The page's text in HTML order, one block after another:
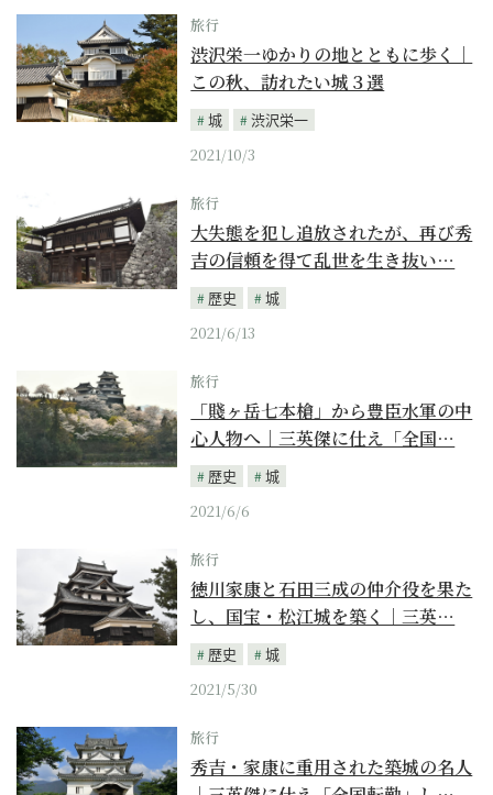
旅行
渋沢栄一ゆかりの地とともに歩く｜
この秋、訪れたい城３選
城
渋沢栄一
2021/10/3
旅行
大失態を犯し追放されたが、再び秀
吉の信頼を得て乱世を生き抜い…
歴史
城
2021/6/13
旅行
「賤ヶ岳七本槍」から豊臣水軍の中
心人物へ｜三英傑に仕え「全国…
歴史
城
2021/6/6
旅行
徳川家康と石田三成の仲介役を果た
し、国宝・松江城を築く｜三英…
歴史
城
2021/5/30
旅行
秀吉・家康に重用された築城の名人